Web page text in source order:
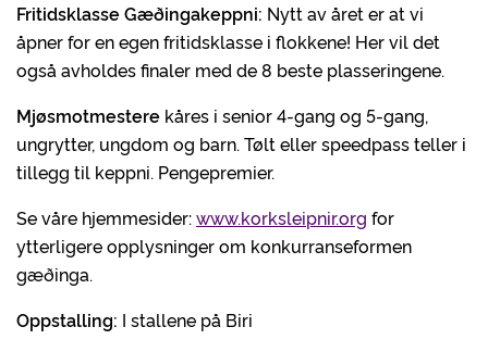
Fritidsklasse Gæðingakeppni: Nytt av året er at vi
åpner for en egen fritidsklasse i flokkene! Her vil det
også avholdes finaler med de 8 beste plasseringene.
Mjøsmotmestere kåres i senior 4-gang og 5-gang,
ungrytter, ungdom og barn. Tølt eller speedpass teller i
tillegg til keppni. Pengepremier.
Se våre hjemmesider:www.korksleipnir.org for
ytterligere opplysninger om konkurranseformen
gæðinga.
Oppstalling: I stallene på Biri